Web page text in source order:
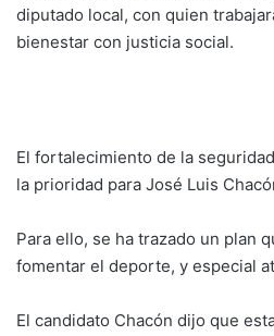
diputado local, con quien
bienestar con justicia social.
El fortalecimiento de la
la prioridad para José Luis
Para ello, se ha trazado un plan
fomentar el deporte, y especial
El candidato Chacón dijo que